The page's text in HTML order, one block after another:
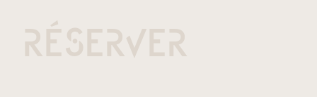
RÉSERVER